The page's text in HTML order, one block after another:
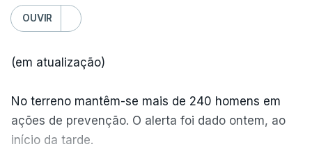
OUVIR
(em atualização)
No terreno mantêm-se mais de 240 homens em
ações de prevenção. O alerta foi dado ontem, ao
início da tarde.